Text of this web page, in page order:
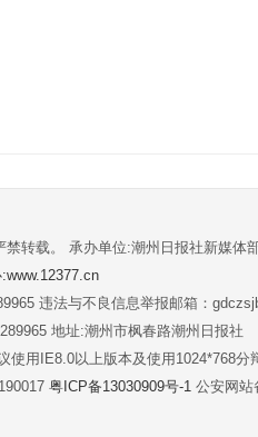
转载。 承办单位:潮州日报社新媒体
违法与不良信息举报邮箱：
地址:潮州市枫春路潮州日报社
使用IE8.0以上版本及使用1024*768分
粤ICP备13030909号-1 公安网站